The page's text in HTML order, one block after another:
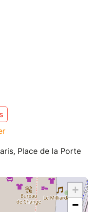
Place de la Porte
+
−